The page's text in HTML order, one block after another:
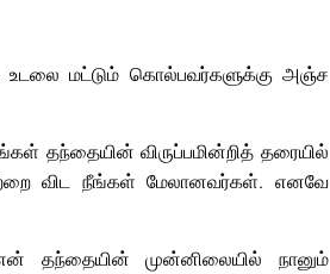
மட்டும் கொல்பவர்களுக்கு அஞ்ச
தந்தையின் விருப்பமின்றித் தரையில்
விட நீங்கள் மேலானவர்கள். எனவே
தந்தையின் முன்னிலையில் நானும்